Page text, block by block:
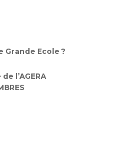
Grande Ecole ?
l’AGERA